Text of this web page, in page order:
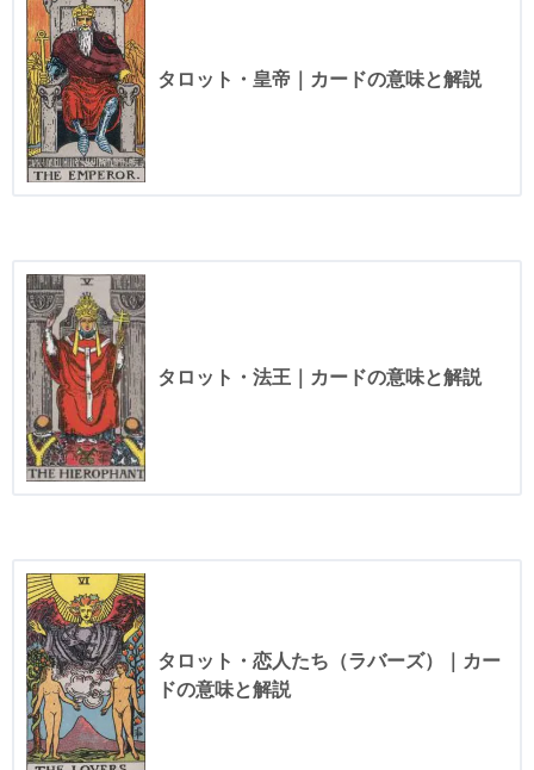
タロット・皇帝｜カードの意味と解説
タロット・法王｜カードの意味と解説
タロット・恋人たち（ラバーズ）｜カー
ドの意味と解説